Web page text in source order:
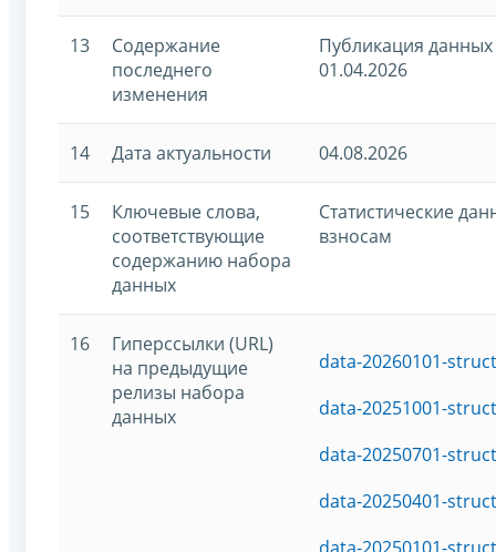
13
Содержание
последнего
изменения
Публикация
01.04.2026
14 Дата актуальности 04.08.2026
15
Ключевые слова,
соответствующие
содержанию набора
данных
Статистические
взносам
16
Гиперссылки (URL)
на предыдущие
релизы набора
данных
data-20260101-
data-20251001-
data-20250701-
data-20250401-